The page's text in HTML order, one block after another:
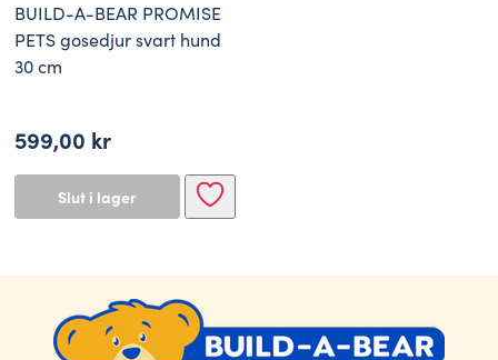
BUILD-A-BEAR PROMISE
PETS gosedjur svart hund
30 cm
599,00 kr
Slut i lager